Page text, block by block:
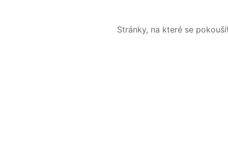
Stránky, na které se